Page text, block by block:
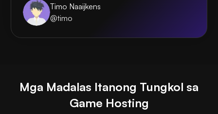
Timo Naaijkens
@timo
Mga Madalas Itanong Tungkol sa
Game Hosting